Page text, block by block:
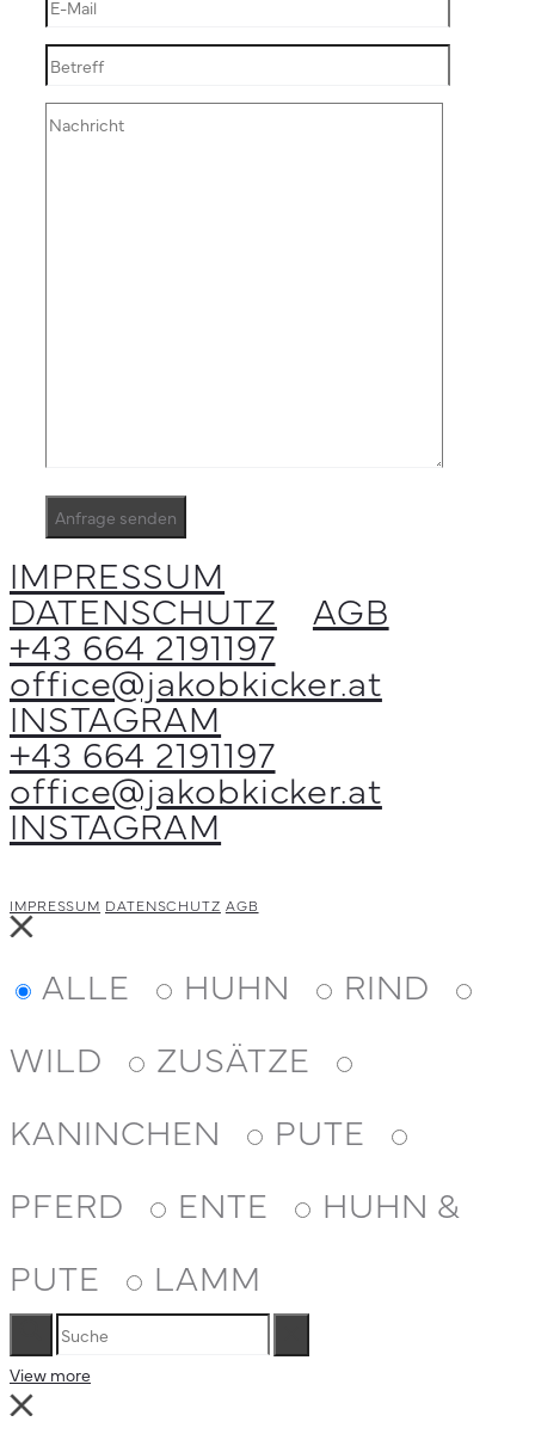
IMPRESSUM
DATENSCHUTZ AGB
+43 664 2191197
office@jakobkicker.at
INSTAGRAM
+43 664 2191197
office@jakobkicker.at
INSTAGRAM
IMPRESSUM DATENSCHUTZ AGB
Close
ALLE HUHN
RIND
WILD
ZUSÄTZE
KANINCHEN
PUTE
PFERD
ENTE
HUHN &
PUTE
LAMM
Suche
View more
Close